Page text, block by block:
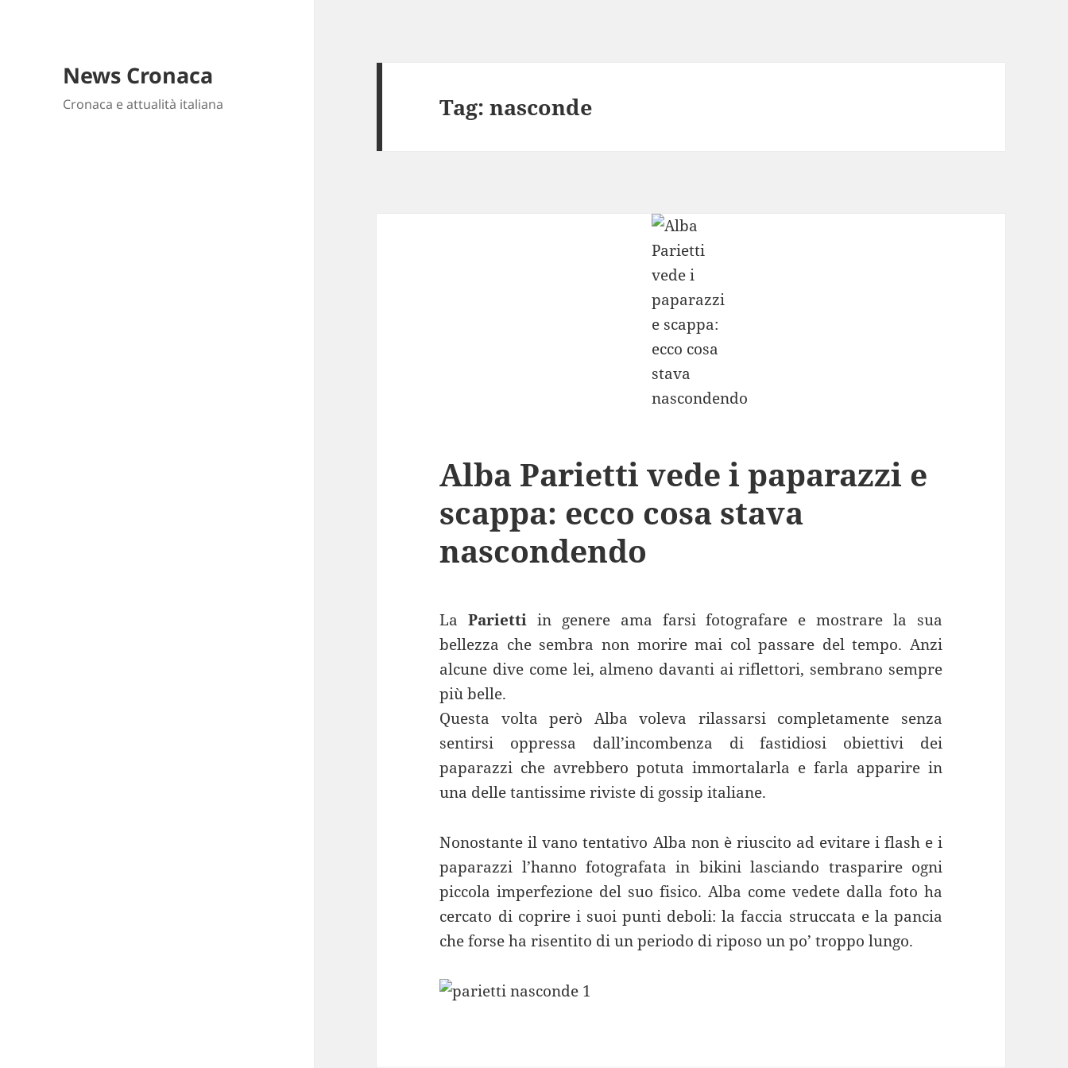
News Cronaca
Cronaca e attualità italiana Tag:nasconde
Alba Parietti vede i paparazzi e
scappa: ecco cosa stava
nascondendo
LaParietti in genere ama farsi fotografare e mostrare la sua
bellezza che sembra non morire mai col passare del tempo. Anzi
alcune dive come lei, almeno davanti ai riflettori, sembrano sempre
più belle.
Questa volta però Alba voleva rilassarsi completamente senza
sentirsi oppressa dall’incombenza di fastidiosi obiettivi dei
paparazzi che avrebbero potuta immortalarla e farla apparire in
una delle tantissime riviste di gossip italiane.
Nonostante il vano tentativo Alba non è riuscito ad evitare i flash e i
paparazzi l’hanno fotografata in bikini lasciando trasparire ogni
piccola imperfezione del suo fisico. Alba come vedete dalla foto ha
cercato di coprire i suoi punti deboli: la faccia struccata e la pancia
che forse ha risentito di un periodo di riposo un po’ troppo lungo.